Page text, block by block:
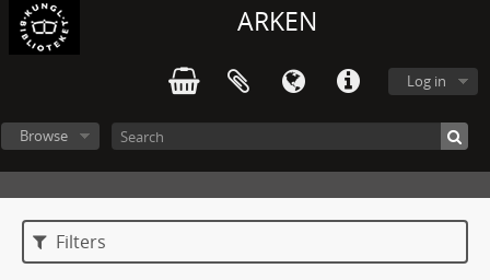
ARKEN
Log in
Browse
Filters